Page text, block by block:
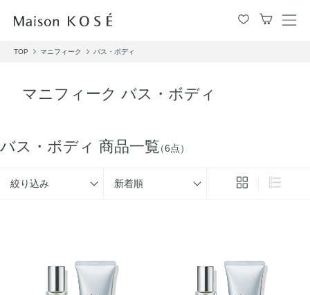
メ
TOP マニフィーク バス・ボディ
マニフィーク バス・ボディ
バス・ボディ 商品一覧（6点）
絞り込み 新着順